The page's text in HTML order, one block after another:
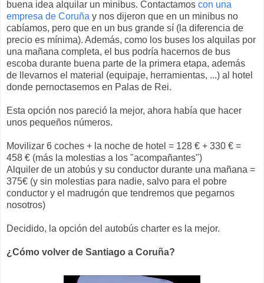
buena idea alquilar un minibus. Contactamos con una
empresa de Coruña y nos dijeron que en un minibus no
cabíamos, pero que en un bus grande sí (la diferencia de
precio es mínima). Además, como los buses los alquilas por
una mañana completa, el bus podría hacernos de bus
escoba durante buena parte de la primera etapa, además
de llevarnos el material (equipaje, herramientas, ...) al hotel
donde pernoctasemos en Palas de Rei.
Esta opción nos pareció la mejor, ahora había que hacer
unos pequeños números.
Movilizar 6 coches + la noche de hotel = 128 € + 330 € =
458 € (más la molestias a los "acompañantes")
Alquiler de un atobús y su conductor durante una mañana =
375€ (y sin molestias para nadie, salvo para el pobre
conductor y el madrugón que tendremos que pegarnos
nosotros)
Decidido, la opción del autobús charter es la mejor.
¿Cómo volver de Santiago a Coruña?